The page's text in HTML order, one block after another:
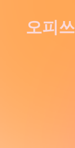
오피쓰